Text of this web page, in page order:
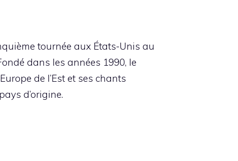
tournée aux États-Unis au
dans les années 1990, le
de l’Est et ses chants
d’origine.